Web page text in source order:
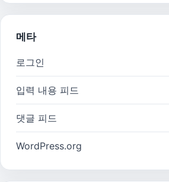
메타
로그인
입력 내용 피드
댓글 피드
WordPress.org